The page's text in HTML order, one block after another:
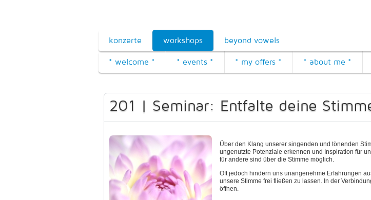
konzerte workshops beyond vowels
* welcome * * events * * my offers * * about me *
201 | Seminar: Entfalte deine
Über den Klang unserer singenden und tönenden
ungenutzte Potenziale erkennen und Inspiration für
für andere sind über die Stimme möglich.
Oft jedoch hindern uns unangenehme Erfahrungen
unsere Stimme frei fließen zu lassen. In der
öffnen.